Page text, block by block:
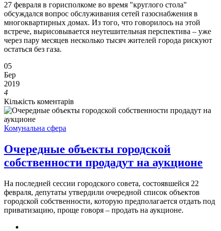
27 февраля в горисполкоме во время "круглого стола"
обсуждался вопрос обслуживания сетей газоснабжения в
многоквартирных домах. Из того, что говорилось на этой
встрече, вырисовывается неутешительная перспектива – уже
через пару месяцев несколько тысяч жителей города рискуют
остаться без газа.
05
Бер
2019
4
Кількість коментарів
Комунальна сфера
Очередные объекты городской
собственности продадут на аукционе
На последней сессии городского совета, состоявшейся 22
февраля, депутаты утвердили очередной список объектов
городской собственности, которую предполагается отдать под
приватизацию, проще говоря – продать на аукционе.